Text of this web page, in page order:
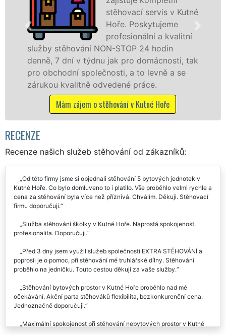
tak
špičkové
speciální
technikou.
služby zajišťujeme domácnostem i
celém okresu Kutná Hora se zárukou
franchisové sítě EXTRA STĚHOVÁNÍ.
Nabízíme stěhovací služby NON-STOP
včetně víkendů a svátků bez příplatků.
Mám zájem o stěhovací služby v Kutné
RECENZE
Recenze našich služeb stěhování od zákazníků:
Od této firmy jsme si objednali stěhování 5 bytových jednotek v
Kutné Hoře. Co bylo domluveno to i platilo. Vše proběhlo velmi rychle a
cena za stěhování byla více než příznivá. Chválím. Děkuji. Stěhovací
Služba stěhování školky v Kutné Hoře. Naprostá spokojenost,
Před 3 dny jsem využil služeb společnosti EXTRA STĚHOVÁNÍ a
poprosil je o pomoc, při stěhování mé truhlářské dílny. Stěhování
Stěhování bytových prostor v Kutné Hoře proběhlo nad mé
očekávání. Akční parta stěhováků flexibilita, bezkonkurenční cena.